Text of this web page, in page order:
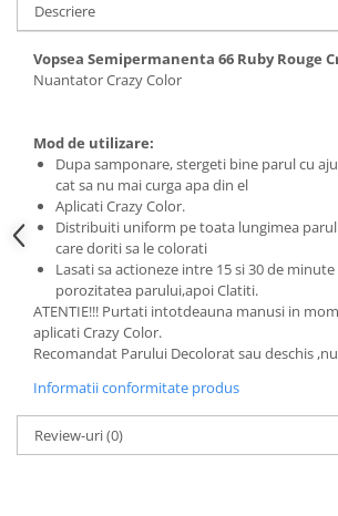
Pasta de dinti
Apa de gura
Ata dentara
Igiena intima
Tampoane si absorbante
Geluri si deodorante igiena intima
Produse manichiura & pedichiura
Oja si lac de unghii
Accesorii manichiura & pedichiura
Scutece adulti
Seturi cadou
Descriere
Vopsea Semipermanenta 66 Ruby Rouge
Nuantator Crazy Color
Mod de utilizare:
Dupa samponare, stergeti bine parul cu
cat sa nu mai curga apa din el
Aplicati Crazy Color.
Distribuiti uniform pe toata lungimea
care doriti sa le colorati
Lasati sa actioneze intre 15 si 30 de
porozitatea parului,apoi Clatiti.
ATENTIE!!! Purtati intotdeauna manusi in
aplicati Crazy Color.
Recomandat Parului Decolorat sau deschis
Informatii conformitate produs
Review-uri(0)